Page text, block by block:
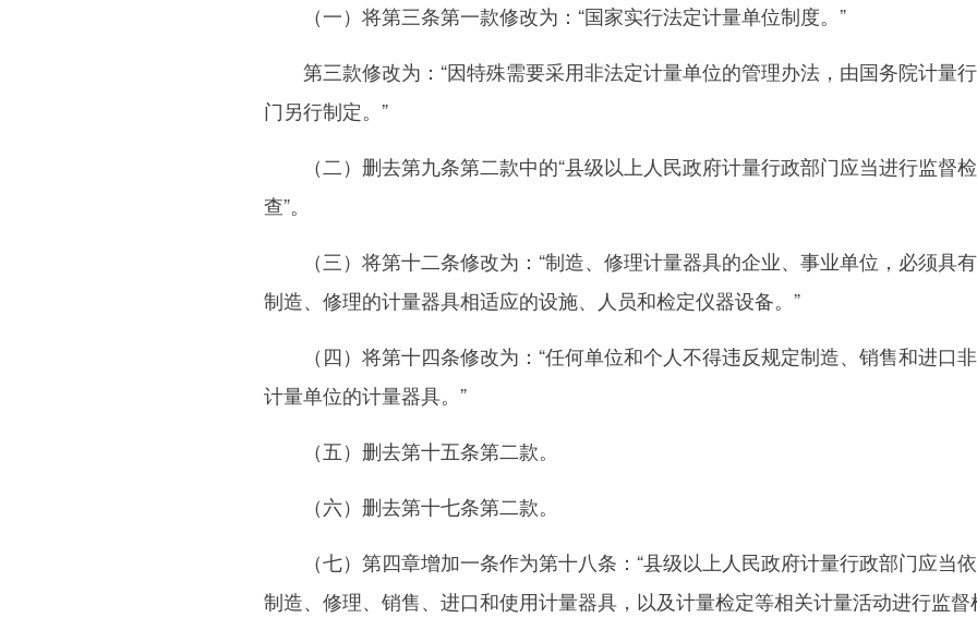
（一）将第三条第一款修改为：“国家实行法定计量单位制度。”
第三款修改为：“因特殊需要采用非法定计量单位的管理办法，由国务院计量
门另行制定。”
（二）删去第九条第二款中的“县级以上人民政府计量行政部门应当进行监督检
查”。
（三）将第十二条修改为：“制造、修理计量器具的企业、事业单位，必须具
制造、修理的计量器具相适应的设施、人员和检定仪器设备。”
（四）将第十四条修改为：“任何单位和个人不得违反规定制造、销售和进口
计量单位的计量器具。”
（五）删去第十五条第二款。
（六）删去第十七条第二款。
（七）第四章增加一条作为第十八条：“县级以上人民政府计量行政部门应当
制造、修理、销售、进口和使用计量器具，以及计量检定等相关计量活动进行监督